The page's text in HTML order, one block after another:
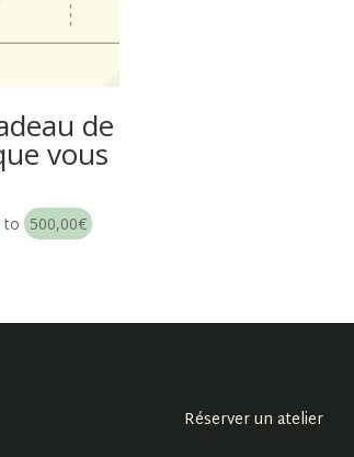
de
vous
to 500,00€
Réserver un atelier